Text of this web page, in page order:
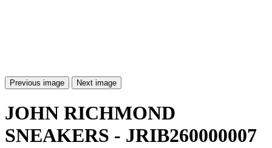
Previous image Next image
JOHN RICHMOND
SNEAKERS - JRIB260000007